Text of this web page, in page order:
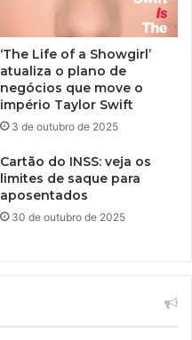
‘The Life of a Showgirl’
atualiza o plano de
negócios que move o
império Taylor Swift
3 de outubro de 2025
Cartão do INSS: veja os
limites de saque para
aposentados
30 de outubro de 2025